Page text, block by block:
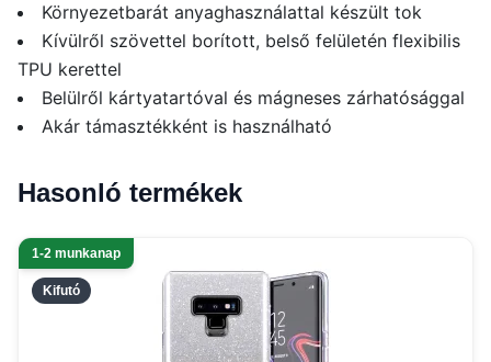
Környezetbarát anyaghasználattal készült tok
Kívülről szövettel borított, belső felületén flexibilis
TPU kerettel
Belülről kártyatartóval és mágneses zárhatósággal
Akár támasztékként is használható
Hasonló termékek
Kifutó
1-2 munkanap